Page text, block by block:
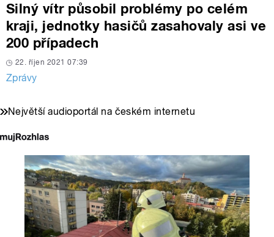
Silný vítr působil problémy po celém
kraji, jednotky hasičů zasahovaly asi ve
200 případech
22. říjen 2021 07:39
Zprávy
Největší audioportál na českém internetu